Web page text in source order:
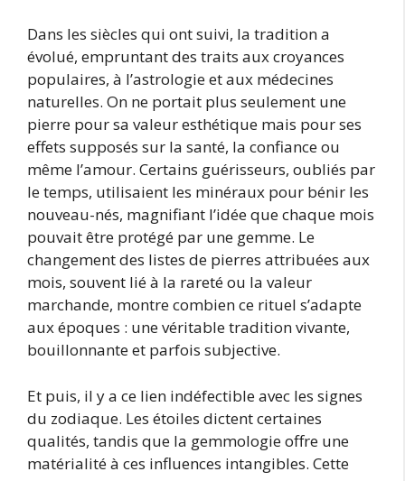
Dans les siècles qui ont suivi, la tradition a
évolué, empruntant des traits aux croyances
populaires, à l’astrologie et aux médecines
naturelles. On ne portait plus seulement une
pierre pour sa valeur esthétique mais pour ses
effets supposés sur la santé, la confiance ou
même l’amour. Certains guérisseurs, oubliés par
le temps, utilisaient les minéraux pour bénir les
nouveau-nés, magnifiant l’idée que chaque mois
pouvait être protégé par une gemme. Le
changement des listes de pierres attribuées aux
mois, souvent lié à la rareté ou la valeur
marchande, montre combien ce rituel s’adapte
aux époques : une véritable tradition vivante,
bouillonnante et parfois subjective.
Et puis, il y a ce lien indéfectible avec les signes
du zodiaque. Les étoiles dictent certaines
qualités, tandis que la gemmologie offre une
matérialité à ces influences intangibles. Cette